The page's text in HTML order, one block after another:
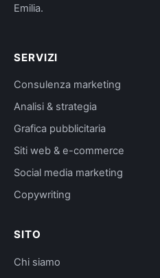
Emilia.
SERVIZI
Consulenza marketing
Analisi & strategia
Grafica pubblicitaria
Siti web & e-commerce
Social media marketing
Copywriting
SITO
Chi siamo